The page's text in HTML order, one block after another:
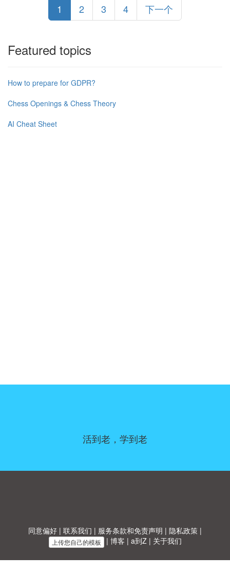
1 2 3 4 下一个
Featured topics
How to prepare for GDPR?
Chess Openings & Chess Theory
AI Cheat Sheet
活到老，学到老
同意偏好 | 联系我们 | 服务条款和免责声明 | 隐私政策 |
上传您自己的模板 | 博客 | a到Z| 关于我们
Allbusinesstemplates.com是由Ren-IT于 2026 开发的网站 © ABT ltd.